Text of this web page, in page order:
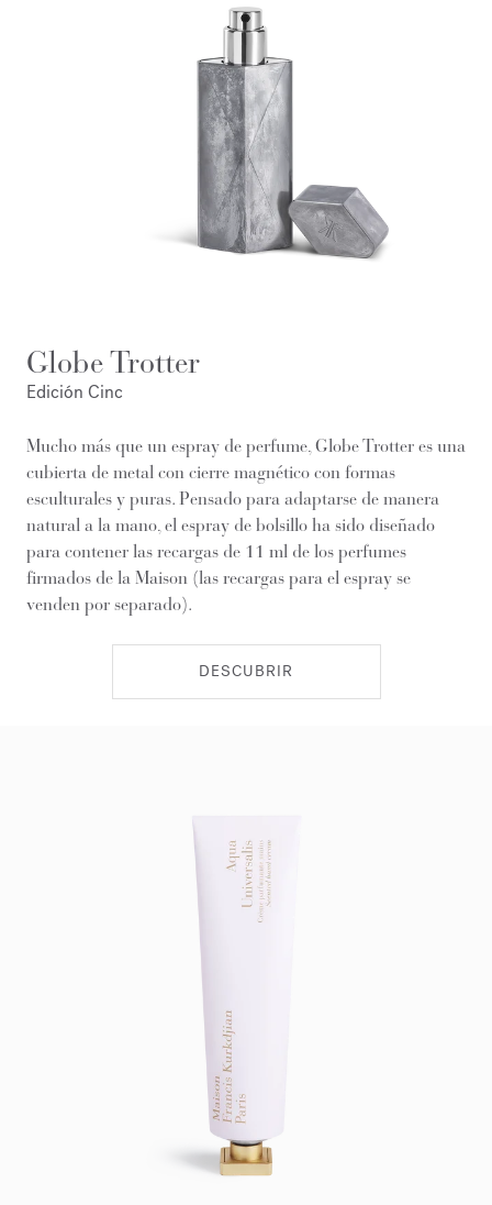
Globe Trotter
Edición Cinc
Mucho más que un espray de perfume, Globe Trotter es una
cubierta de metal con cierre magnético con formas
esculturales y puras. Pensado para adaptarse de manera
natural a la mano, el espray de bolsillo ha sido diseñado
para contener las recargas de 11 ml de los perfumes
firmados de la Maison (las recargas para el espray se
venden por separado).
DESCUBRIR